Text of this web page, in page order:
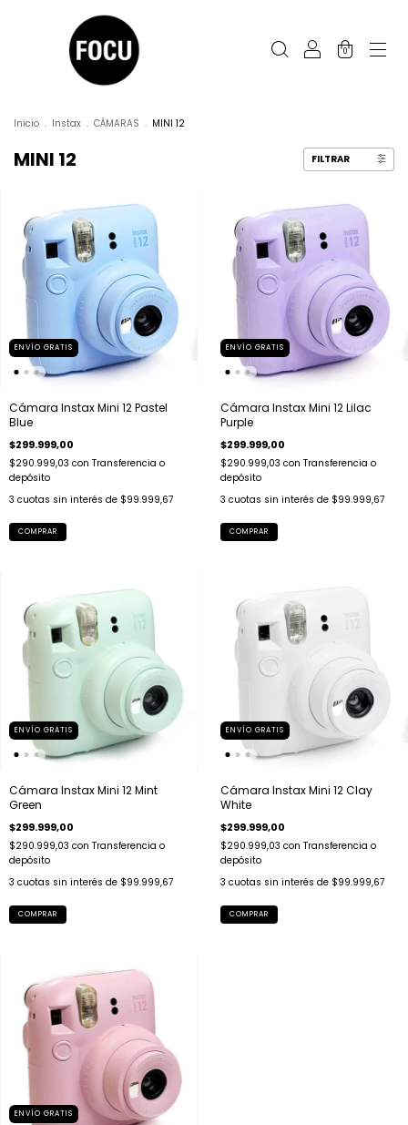
0
Inicio . Instax . CÁMARAS . MINI 12
MINI 12 FILTRAR
ENVÍO GRATIS
Cámara Instax Mini 12 Pastel
Blue
$299.999,00
$290.999,03 con Transferencia o
depósito
3 cuotas sin interés de $99.999,67
COMPRAR
ENVÍO GRATIS
Cámara Instax Mini 12 Lilac
Purple
$299.999,00
$290.999,03 con Transferencia o
depósito
3 cuotas sin interés de $99.999,67
COMPRAR
ENVÍO GRATIS
Cámara Instax Mini 12 Mint
Green
$299.999,00
$290.999,03 con Transferencia o
depósito
3 cuotas sin interés de $99.999,67
COMPRAR
ENVÍO GRATIS
Cámara Instax Mini 12 Clay
White
$299.999,00
$290.999,03 con Transferencia o
depósito
3 cuotas sin interés de $99.999,67
COMPRAR
ENVÍO GRATIS